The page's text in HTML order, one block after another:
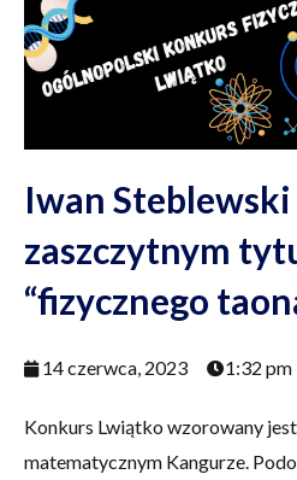
Iwan Steblewski
zaszczytnym
“fizycznego
14 czerwca, 2023 1:32 pm
Konkurs Lwiątko wzorowany
matematycznym Kangurze.